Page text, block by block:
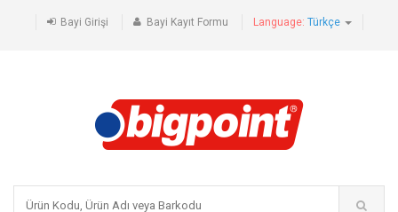
Bayi Girişi Bayi Kayıt Formu Language: Türkçe